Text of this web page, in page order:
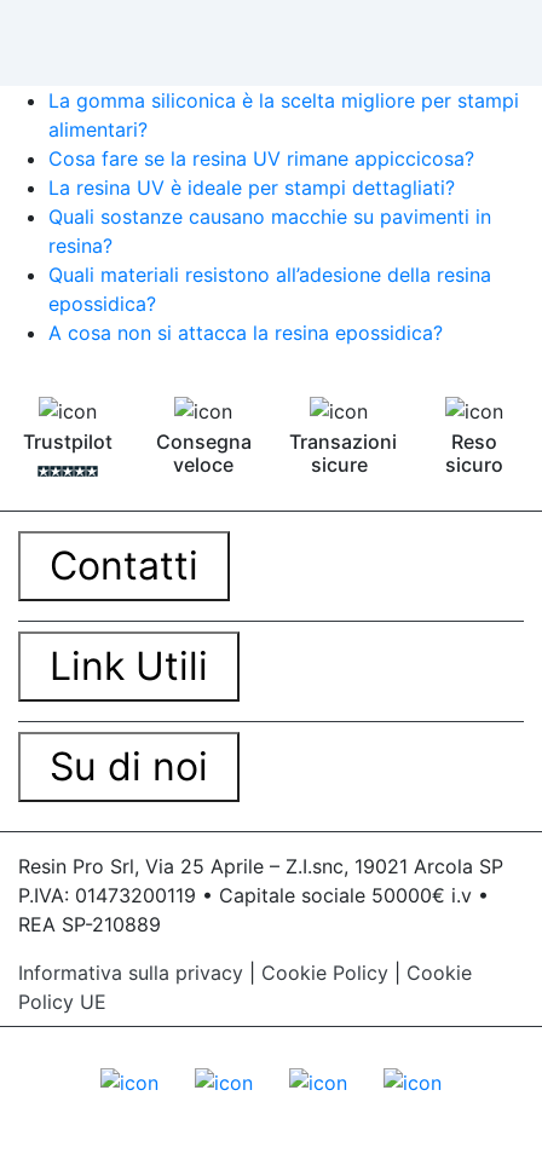
La gomma siliconica è la scelta migliore per stampi
alimentari?
Cosa fare se la resina UV rimane appiccicosa?
La resina UV è ideale per stampi dettagliati?
Quali sostanze causano macchie su pavimenti in
resina?
Quali materiali resistono all’adesione della resina
epossidica?
A cosa non si attacca la resina epossidica?
Trustpilot
Consegna
veloce
Transazioni
sicure
Reso
sicuro
Contatti
Link Utili
Su di noi
Resin Pro Srl, Via 25 Aprile – Z.I.snc, 19021 Arcola SP
P.IVA: 01473200119 • Capitale sociale 50000€ i.v •
REA SP-210889
Informativa sulla privacy
Cookie Policy
Cookie
Policy UE